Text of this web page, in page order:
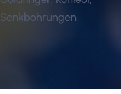
Senkbohrungen